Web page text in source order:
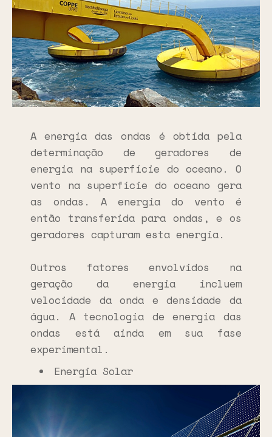
A energia das ondas é obtida pela
determinação de geradores de
energia na superfície do oceano. O
vento na superfície do oceano gera
as ondas. A energia do vento é
então transferida para ondas, e os
geradores capturam esta energia.
Outros fatores envolvidos na
geração da energia incluem
velocidade da onda e densidade da
água. A tecnologia de energia das
ondas está ainda em sua fase
experimental.
Energia Solar